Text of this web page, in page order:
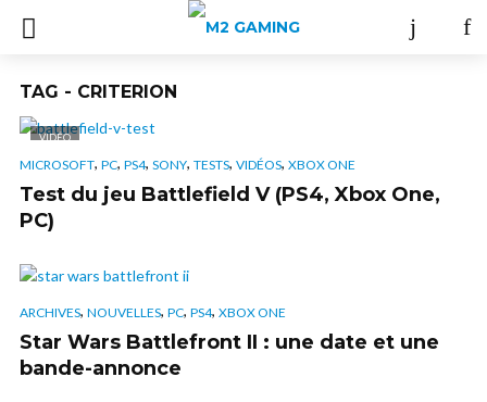
TAG - CRITERION
VIDÉO
MICROSOFT, PC, PS4, SONY, TESTS, VIDÉOS, XBOX ONE
Test du jeu Battlefield V (PS4, Xbox One,
PC)
ARCHIVES, NOUVELLES, PC, PS4, XBOX ONE
Star Wars Battlefront II : une date et une
bande-annonce